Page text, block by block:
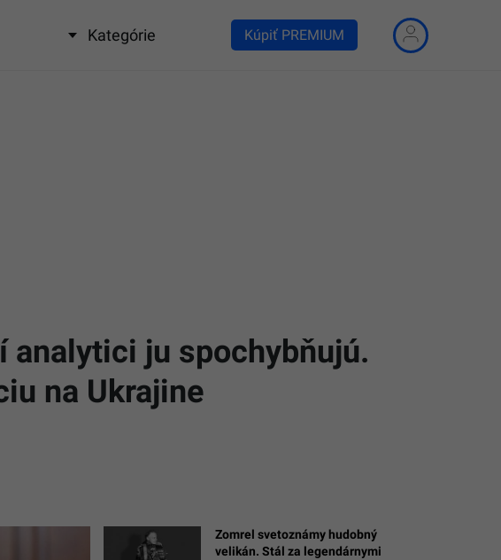
Kategórie Kúpiť PREMIUM
analytici ju spochybňujú.
na Ukrajine
Zomrel svetoznámy hudobný
velikán. Stál za legendárnymi